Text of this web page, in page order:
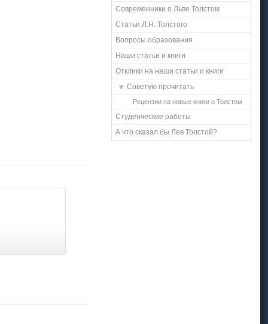
Современники о Льве Толстом
Статьи Л.Н. Толстого
Вопросы образования
Наши статьи и книги
Отклики на наши статьи и книги
Советую прочитать
Рецензии на новые книги о Толстом
Студенческие работы
А что сказал бы Лев Толстой?